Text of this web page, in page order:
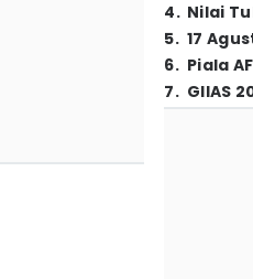
4. Nilai
5. 17
6. Piala
7. GIIAS